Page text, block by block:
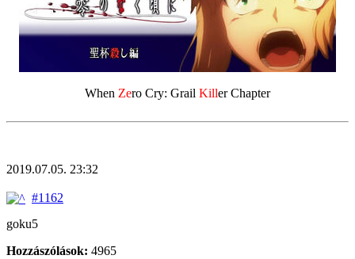
When Zero Cry: Grail Killer Chapter
2019.07.05. 23:32
#1162
goku5
Hozzászólások: 4965